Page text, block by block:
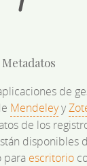
Metadatos
de
Mendeleyy
de los
disponibles
para escritorio